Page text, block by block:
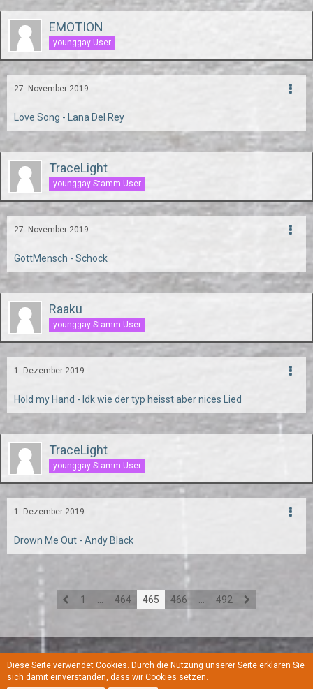
EMOTION
younggay User
27. November 2019
Love Song - Lana Del Rey
TraceLight
younggay Stamm-User
27. November 2019
GottMensch - Schock
Raaku
younggay Stamm-User
1. Dezember 2019
Hold my Hand - Idk wie der typ heisst aber nices Lied
TraceLight
younggay Stamm-User
1. Dezember 2019
Drown Me Out - Andy Black
1 464 465 466 492
Regeln Datenschutzerklärung Kontakt
Diese Seite verwendet Cookies. Durch die Nutzung unserer Seite erklären Sie
sich damit einverstanden, dass wir Cookies setzen.